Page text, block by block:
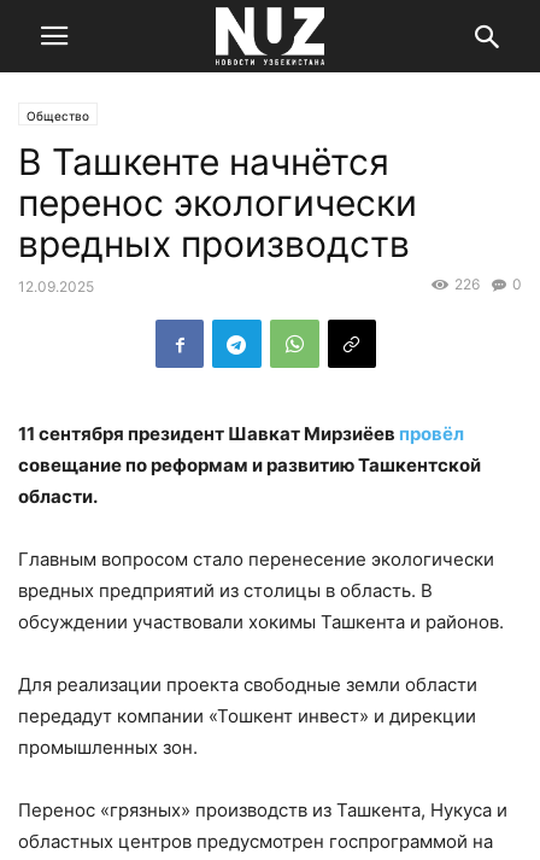
Общество
В Ташкенте начнётся
перенос экологически
вредных производств
12.09.2025 0
226
11 сентября президент Шавкат Мирзиёев провёл
совещание по реформам и развитию Ташкентской
области.
Главным вопросом стало перенесение экологически
вредных предприятий из столицы в область. В
обсуждении участвовали хокимы Ташкента и районов.
Для реализации проекта свободные земли области
передадут компании «Тошкент инвест» и дирекции
промышленных зон.
Перенос «грязных» производств из Ташкента, Нукуса и
областных центров предусмотрен госпрограммой на